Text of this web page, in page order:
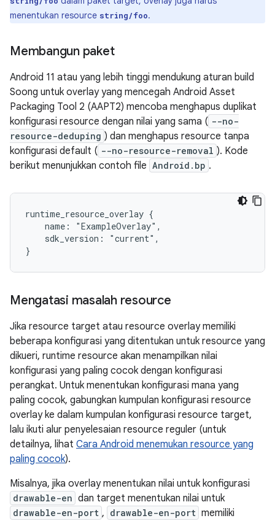
menentukan resource string/foo.
Membangun paket
Android 11 atau yang lebih tinggi mendukung aturan build
Soong untuk overlay yang mencegah Android Asset
Packaging Tool 2 (AAPT2) mencoba menghapus duplikat
konfigurasi resource dengan nilai yang sama ( --no-
resource-deduping ) dan menghapus resource tanpa
konfigurasi default ( --no-resource-removal ). Kode
berikut menunjukkan contoh file Android.bp .
runtime_resource_overlay {
    name: "ExampleOverlay",
    sdk_version: "current",
Mengatasi masalah resource
Jika resource target atau resource overlay memiliki
beberapa konfigurasi yang ditentukan untuk resource yang
dikueri, runtime resource akan menampilkan nilai
konfigurasi yang paling cocok dengan konfigurasi
perangkat. Untuk menentukan konfigurasi mana yang
paling cocok, gabungkan kumpulan konfigurasi resource
overlay ke dalam kumpulan konfigurasi resource target,
lalu ikuti alur penyelesaian resource reguler (untuk
detailnya, lihat Cara Android menemukan resource yang
paling cocok).
Misalnya, jika overlay menentukan nilai untuk konfigurasi
drawable-en dan target menentukan nilai untuk
drawable-en-port , drawable-en-port memiliki